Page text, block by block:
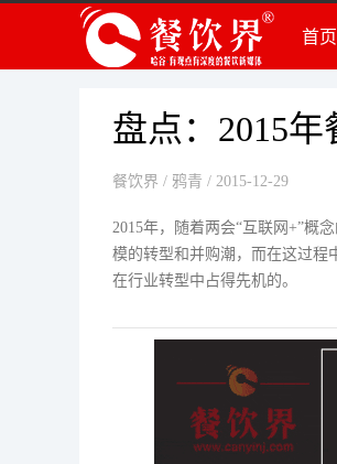
首页
盘点：2015
餐饮界 / 鸦青 / 2015-12-29
2015年，随着两会“互联网+”概
模的转型和并购潮，而在这过程
在行业转型中占得先机的。